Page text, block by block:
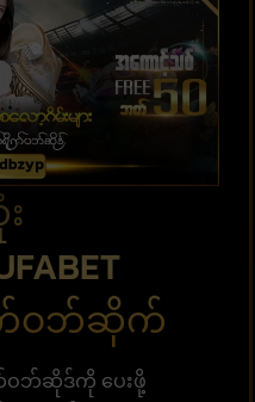
ဝဘ်ဆိုက်
ဘ်ဆိုဒ်ကို ပေးဖို့